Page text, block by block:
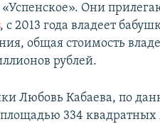
Они
, с 2013 года владеет
общая стоимость
рублей.
Любовь Кабаева, по
334